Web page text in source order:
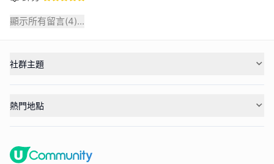
顯示所有留言(4)...
社群主題
熱門地點